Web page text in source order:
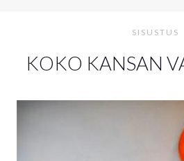
SISUSTUS
KOKO KANSAN